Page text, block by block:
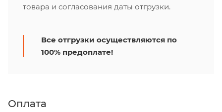
товара и согласования даты отгрузки.
Все отгрузки осуществляются по
100% предоплате!
Оплата